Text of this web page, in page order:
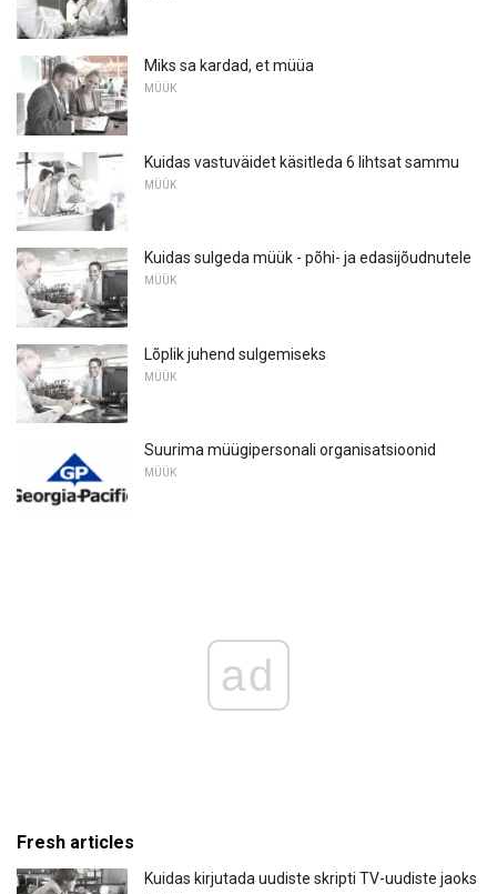
Miks sa kardad, et müüa
MÜÜK
Kuidas vastuväidet käsitleda 6 lihtsat sammu
MÜÜK
Kuidas sulgeda müük - põhi- ja edasijõudnutele
MÜÜK
Lõplik juhend sulgemiseks
MÜÜK
Suurima müügipersonali organisatsioonid
MÜÜK
ad
Fresh articles
Kuidas kirjutada uudiste skripti TV-uudiste jaoks